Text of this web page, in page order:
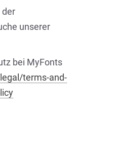
der
unserer
bei MyFonts
terms-and-